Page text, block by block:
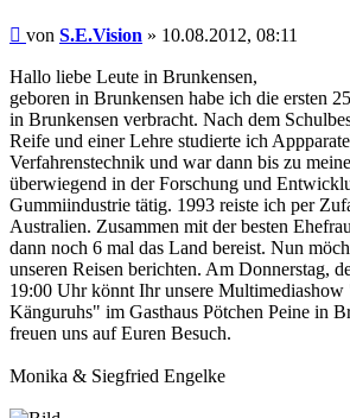
Beitrag
von S.E.Vision » 10.08.2012, 08:11
Hallo liebe Leute in Brunkensen,
geboren in Brunkensen habe ich die ersten
in Brunkensen verbracht. Nach dem
Reife und einer Lehre studierte ich
Verfahrenstechnik und war dann bis zu
überwiegend in der Forschung und
Gummiindustrie tätig. 1993 reiste ich per
Australien. Zusammen mit der besten
dann noch 6 mal das Land bereist. Nun
unseren Reisen berichten. Am Donnerstag,
19:00 Uhr könnt Ihr unsere
Känguruhs" im Gasthaus Pötchen Peine in
freuen uns auf Euren Besuch.
Monika & Siegfried Engelke